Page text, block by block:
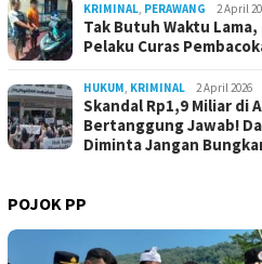
KRIMINAL, PERAWANG 2 April
Tak Butuh Waktu
Pelaku Curas
HUKUM, KRIMINAL 2 April 2026
Skandal Rp1,9 Miliar di
Bertanggung Jawab!
Diminta Jangan
POJOK PP